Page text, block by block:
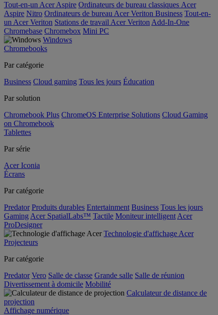
Tout-en-un Acer Aspire Ordinateurs de bureau classiques Acer
Aspire Nitro Ordinateurs de bureau Acer Veriton Business Tout-en-
un Acer Veriton Stations de travail Acer Veriton Add-In-One
Chromebase Chromebox Mini PC
Windows
Chromebooks
Par catégorie
Business Cloud gaming Tous les jours Éducation
Par solution
Chromebook Plus ChromeOS Enterprise Solutions Cloud Gaming
on Chromebook
Tablettes
Par série
Acer Iconia
Écrans
Par catégorie
Predator Produits durables Entertainment Business Tous les jours
Gaming Acer SpatialLabs™ Tactile Moniteur intelligent Acer
ProDesigner
Technologie d'affichage Acer
Projecteurs
Par catégorie
Predator Vero Salle de classe Grande salle Salle de réunion
Divertissement à domicile Mobilité
Calculateur de distance de
projection
Affichage numérique